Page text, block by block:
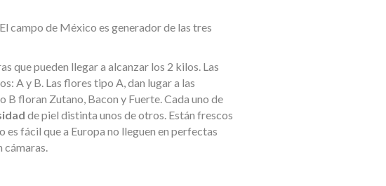
campo de México es generador de las tres
que pueden llegar a alcanzar los 2 kilos. Las
A y B. Las flores tipo A, dan lugar a las
floran Zutano, Bacon y Fuerte. Cada uno de
de piel distinta unos de otros. Están frescos
fácil que a Europa no lleguen en perfectas
cámaras.